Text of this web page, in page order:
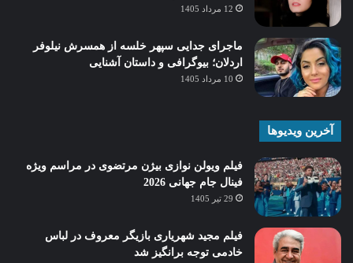
12 مرداد 1405
ماجرای جدایی سپهر خلسه از همسرش نیلوفر
اردلان؛ بیوگرافی و داستان آشنایی
10 مرداد 1405
آخرین ویدیوها
فیلم ویولن نوازی بیژن مرتضوی در مراسم ویژه
فینال جام جهانی 2026
29 تیر 1405
فیلم مجید شهریاری بازیگر معروف در لباس
خادمی توجه برانگیز شد